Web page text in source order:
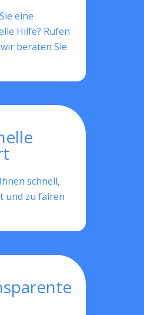
eine
Hilfe? Rufen
beraten Sie
schnell,
und zu fairen